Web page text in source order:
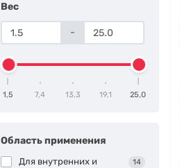
Вес
-
1,5 7,4 13,3 19,1 25,0
Область применения
Для внутренних и
14